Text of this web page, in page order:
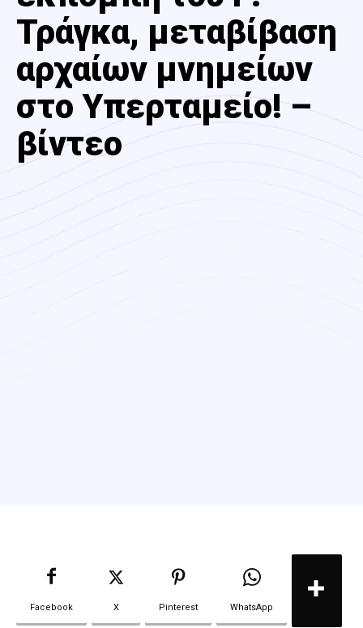
Τράγκα, μεταβίβαση
αρχαίων μνημείων
στο Υπερταμείο! –
βίντεο
Facebook X Pinterest WhatsApp